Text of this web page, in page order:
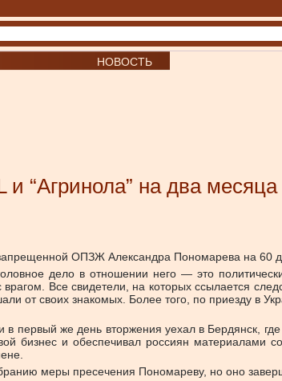
НОВОСТЬ
“Агринола” на два
ОПЗЖ Александра Пономарева на 60
дело в отношении него — это
Все свидетели, на которых ссылается
от своих знакомых. Более того, по приезду в
первый же день вторжения уехал в Бердянск,
бизнес и обеспечивал россиян материалами
меры пресечения Пономареву, но оно